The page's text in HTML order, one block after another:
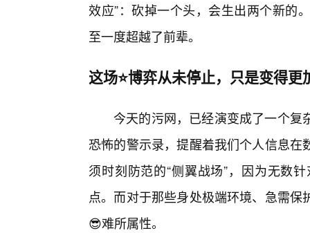
效应”：砍掉一个头，会生出两个新的
至一度超越了前辈。
这场⭐博弈从未停止，只是变得更
今天的污网，已经演变成了一个复
恐怖的警示录，提醒着我们个人信息
须时刻防范的“侧翼战场”，因为无数
点。而对于那些身处极端环境、急需
😎难所属性。